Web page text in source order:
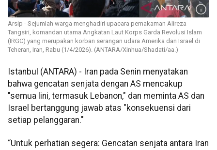
Arsip - Sejumlah warga menghadiri upacara pemakaman Alireza
Tangsiri, komandan utama Angkatan Laut Korps Garda Revolusi Islam
(IRGC) yang merupakan korban serangan udara Amerika dan Israel di
Teheran, Iran, Rabu (1/4/2026). (ANTARA/Xinhua/Shadati/aa.)
Istanbul (ANTARA) - Iran pada Senin menyatakan
bahwa gencatan senjata dengan AS mencakup
"semua lini, termasuk Lebanon," dan meminta AS dan
Israel bertanggung jawab atas "konsekuensi dari
setiap pelanggaran."
“Untuk perhatian segera: Gencatan senjata antara Iran